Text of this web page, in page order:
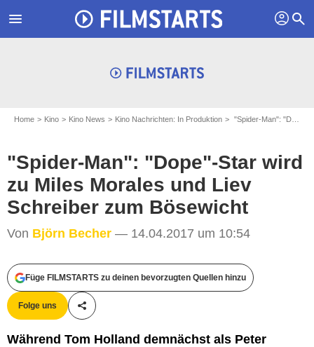
menu profil search
Home Kino Kino News Kino Nachrichten: In Produktion "Spider-Man": "Dope"-Star wird zu Miles Morales und Liev Schreiber zum Bösewicht
"Spider-Man": "Dope"-Star wird
zu Miles Morales und Liev
Schreiber zum Bösewicht
Von Björn Becher — 14.04.2017 um 10:54
Füge FILMSTARTS zu deinen bevorzugten Quellen hinzu
Folge uns
Teile diesen Artikel
Während Tom Holland demnächst als Peter
Marvel